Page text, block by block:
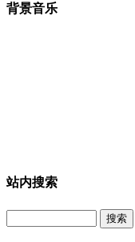
背景音乐
站内搜索